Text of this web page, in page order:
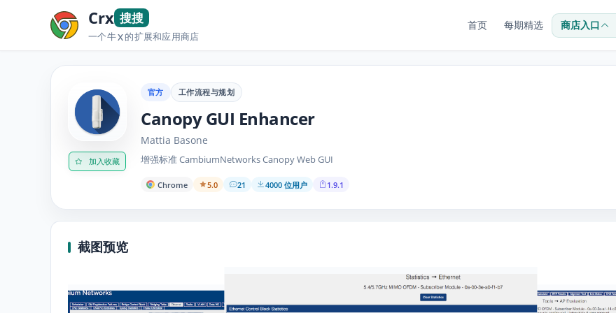
Crx 搜搜
一个牛X的扩展和应用商店
首页 每期精选 商店入口
加入收藏
官方 工作流程与规划
Canopy GUI Enhancer
Mattia Basone
增强标准 CambiumNetworks Canopy Web GUI
Chrome 5.0 21 4000 位用户 1.9.1
截图预览